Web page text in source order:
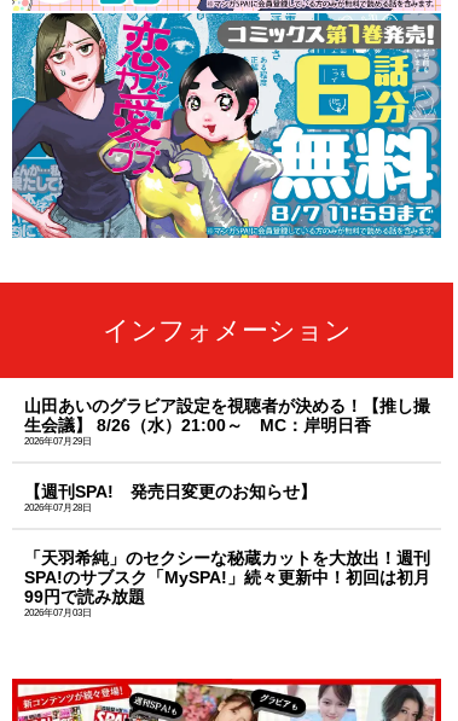
インフォメーション
山田あいのグラビア設定を視聴者が決める！【推し撮
生会議】 8/26（水）21:00～ MC：岸明日香
2026年07月29日
【週刊SPA! 発売日変更のお知らせ】
2026年07月28日
「天羽希純」のセクシーな秘蔵カットを大放出！週刊
SPA!のサブスク「MySPA!」続々更新中！初回は初月
99円で読み放題
2026年07月03日